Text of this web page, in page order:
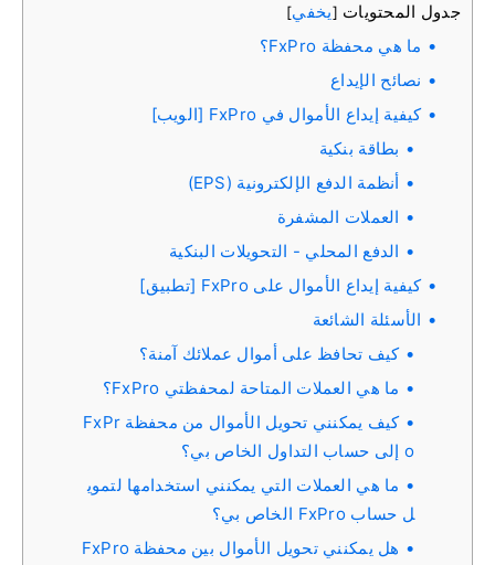
جدول المحتويات [يخفي]
ما هي محفظة FxPro؟
نصائح الإيداع
كيفية إيداع الأموال في FxPro [الويب]
بطاقة بنكية
أنظمة الدفع الإلكترونية (EPS)
العملات المشفرة
الدفع المحلي - التحويلات البنكية
كيفية إيداع الأموال على FxPro [تطبيق]
الأسئلة الشائعة
كيف تحافظ على أموال عملائك آمنة؟
ما هي العملات المتاحة لمحفظتي FxPro؟
كيف يمكنني تحويل الأموال من محفظة FxPr
o إلى حساب التداول الخاص بي؟
ما هي العملات التي يمكنني استخدامها لتموي
ل حساب FxPro الخاص بي؟
هل يمكنني تحويل الأموال بين محفظة FxPro